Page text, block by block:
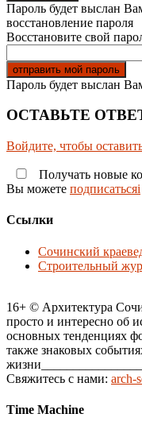
Пароль будет выслан
восстановление пароля
Восстановите свой
Пароль будет выслан
ОСТАВЬТЕ
Войдите, чтобы
Получать новые
Вы можете подписатьсяi
Ссылки
Сочинский
Строительный
16+ © Архитектура
просто и интересно об
основных тенденциях
также знаковых
Свяжитесь с нами: arch-
Time Machine